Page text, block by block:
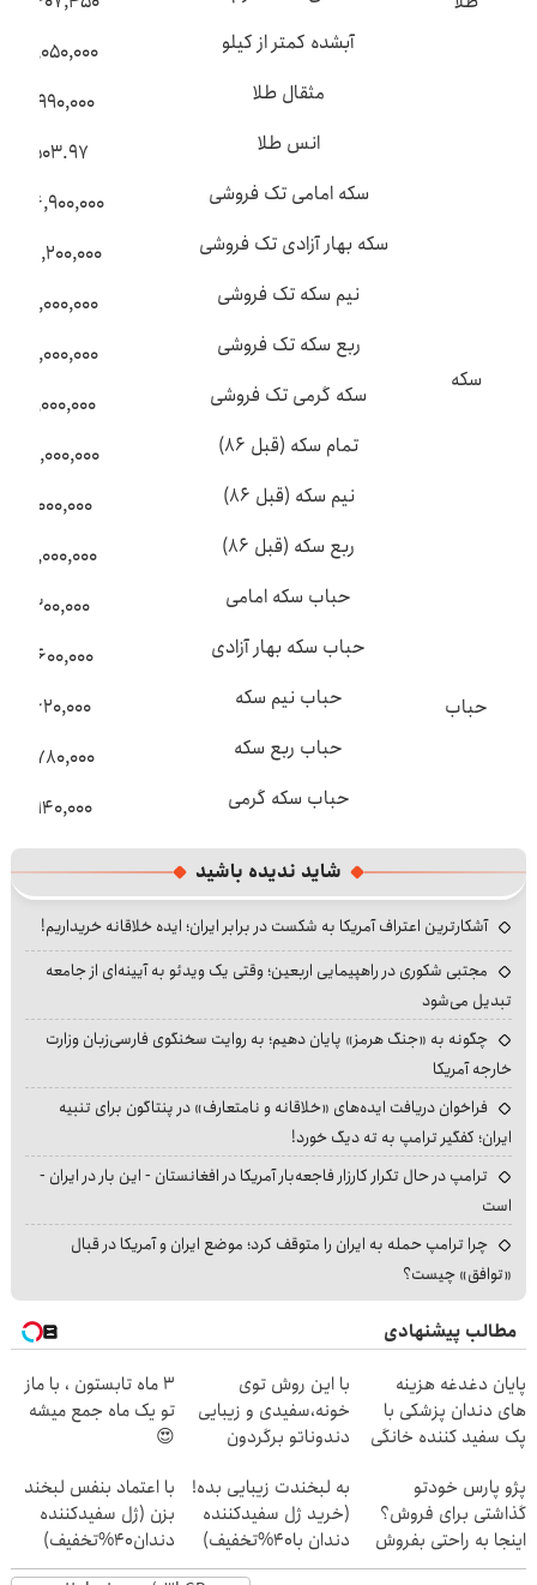
آبشده کمتر از کیلو
۷۹۳,۰۵۰,۰۰۰
مثقال طلا
۷۹۱,۹۹۰,۰۰۰
انس طلا
۴,۵۰۳.۹۷
سکه
سکه امامی تک فروشی
سکه بهار آزادی تک فروشی
۱,۸۰۶,۲۰۰,۰۰۰
نیم سکه تک فروشی
۹۴۴,۰۰۰,۰۰۰
ربع سکه تک فروشی
۵۳۳,۰۰۰,۰۰۰
سکه گرمی تک فروشی
۲۸۲,۰۰۰,۰۰۰
تمام سکه (قبل ۸۶)
۱,۸۰۰,۰۰۰,۰۰۰
نیم سکه (قبل ۸۶)
۹۱۰,۰۰۰,۰۰۰
ربع سکه (قبل ۸۶)
۴۷۰,۰۰۰,۰۰۰
حباب
حباب سکه امامی
۱۰,۳۰۰,۰۰۰
حباب سکه بهار آزادی
۴۵,۶۰۰,۰۰۰
حباب نیم سکه
۱۷,۶۲۰,۰۰۰
حباب ربع سکه
۶۸,۷۸۰,۰۰۰
حباب سکه گرمی
۵۳,۱۴۰,۰۰۰
شاید ندیده باشید
آشکارترین اعتراف آمریکا به شکست در برابر ایران؛ ایده خلاقانه خریداریم!
مجتبی شکوری در راهپیمایی اربعین؛ وقتی یک ویدئو به آیینه‌ای از جامعه
تبدیل می‌شود
چگونه به «جنگ هرمز» پایان دهیم؛ به روایت سخنگوی فارسی‌زبان وزارت
خارجه آمریکا
فراخوان دریافت ایده‌های «خلاقانه و نامتعارف» در پنتاگون برای تنبیه
ایران؛ کفگیر ترامپ به ته دیگ خورد!
ترامپ در حال تکرار کارزار فاجعه‌بار آمریکا در افغانستان - این بار در ایران -
است
چرا ترامپ حمله به ایران را متوقف کرد؛ موضع ایران و آمریکا در قبال
«توافق» چیست؟
مطالب پیشنهادی
پایان دغدغه هزینه
های دندان پزشکی با
پک سفید کننده خانگی
با این روش توی
خونه،سفیدی و زیبایی
دندوناتو برگردون
3 ماه تابستون ، با ماز
تو یک ماه جمع میشه
😍
پژو پارس خودتو
گذاشتی برای فروش؟
اینجا به راحتی بفروش
به لبخندت زیبایی بده!
(خرید ژل سفیدکننده
دندان با40%تخفیف)
با اعتماد بنفس لبخند
بزن (ژل سفیدکننده
دندان40%تخفیف)